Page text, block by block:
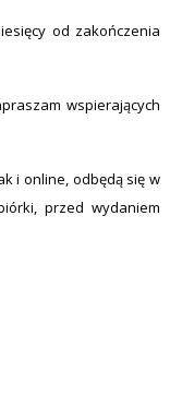
od zakończenia
wspierających
i online, odbędą się w
przed wydaniem